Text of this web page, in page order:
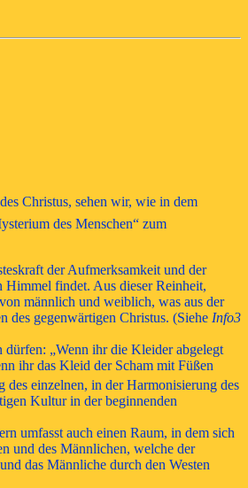
Christus, sehen wir, wie in dem
des Menschen“ zum
der Aufmerksamkeit und der
Himmel findet. Aus dieser Reinheit,
männlich und weiblich, was aus der
des gegenwärtigen Christus. (Siehe Info3
„Wenn ihr die Kleider abgelegt
ihr das Kleid der Scham mit Füßen
einzelnen, in der Harmonisierung des
Kultur in der beginnenden
umfasst auch einen Raum, in dem sich
und des Männlichen, welche der
das Männliche durch den Westen